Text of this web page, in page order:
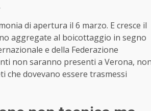
di apertura il 6 marzo. E cresce il
aggregate al boicottaggio in segno
e della Federazione
non saranno presenti a Verona,
che dovevano essere trasmessi